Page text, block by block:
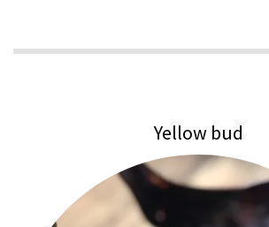
Yellow bud